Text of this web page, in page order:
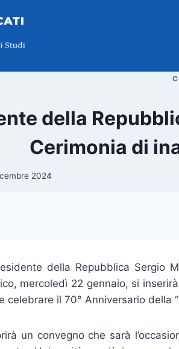
della
Cerimonia di
2024
della Repubblica Sergio
mercoledì 22 gennaio, si
celebrare il 70° Anniversario della
un convegno che sarà